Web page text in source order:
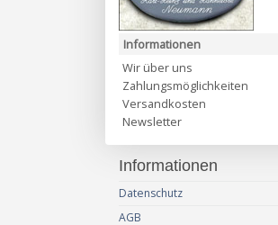
Informationen
Wir über uns
Zahlungsmöglichkeiten
Versandkosten
Newsletter
Informationen
Datenschutz
AGB